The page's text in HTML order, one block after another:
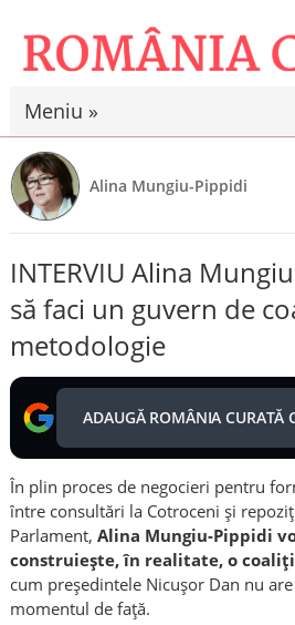
Meniu »
Alina Mungiu-Pippidi
INTERVIU Alina
să faci un guvern de
metodologie
ADAUGĂ ROMÂNIA CURATĂ
În plin proces de negocieri pentru
între consultări la Cotroceni și
Parlament, Alina Mungiu-Pippidi
construiește, în realitate, o
cum președintele Nicușor Dan nu
momentul de față.